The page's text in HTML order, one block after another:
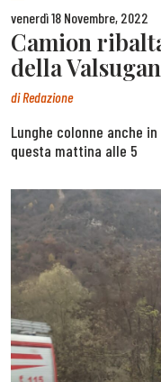
venerdì 18 Novembre, 2022
Camion
della
diRedazione
Lunghe colonne anche
questa mattina alle 5